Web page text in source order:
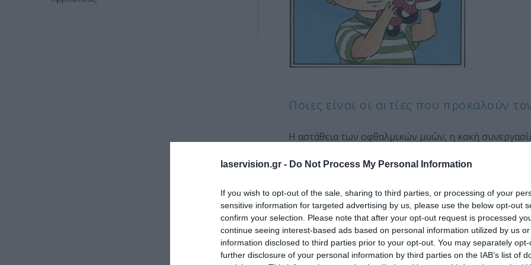
laservision.gr - Do Not Process My Personal Information
If you wish to opt-out of the sale, sharing to third parties, or processing of your
sensitive information for targeted advertising by us, please use the below opt-out
confirm your selection. Please note that after your opt-out request is processed
continue seeing interest-based ads based on personal information utilized by us
information disclosed to third parties prior to your opt-out. You may separately
further disclosure of your personal information by third parties on the IAB’s list of
Ποιες είναι οι αιτίες που προκαλούν
Η αστάθεια των οφθαλμικών μυών, η κακή
ερεθισμάτων. Εάν υπάρχει κληρονομικό ιστορικό
παρακολουθούμε στενά το παιδί μας για σημεία της
κληρονομικό χαρακτήρα.
Ποια είναι τα συμπτώματα του